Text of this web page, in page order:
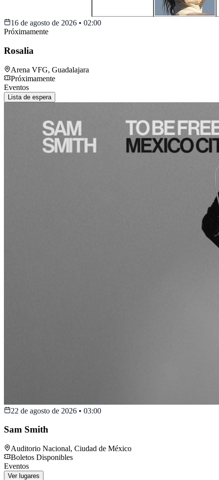
16 de agosto de 2026 • 02:00
Próximamente
Rosalia
Arena VFG, Guadalajara
Próximamente
Eventos
Lista de espera
22 de agosto de 2026 • 03:00
Sam Smith
Auditorio Nacional, Ciudad de México
Boletos Disponibles
Eventos
Ver lugares